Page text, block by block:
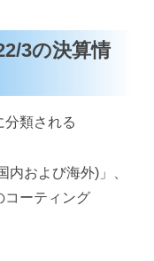
3の決算情
分類される
内および海外)」、
コーティング